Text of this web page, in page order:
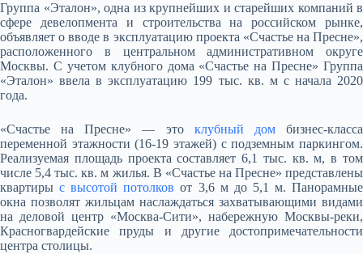
Группа «Эталон», одна из крупнейших и старейших компаний в
сфере девелопмента и строительства на российском рынке,
объявляет о вводе в эксплуатацию проекта «Счастье на Пресне»,
расположенного в центральном административном округе
Москвы. С учетом клубного дома «Счастье на Пресне» Группа
«Эталон» ввела в эксплуатацию 199 тыс. кв. м с начала 2020
года.
«Счастье на Пресне» — это клубный домбизнес-класса
переменной этажности (16-19 этажей) с подземным паркингом.
Реализуемая площадь проекта составляет 6,1 тыс. кв. м, в том
числе 5,4 тыс. кв. м жилья. В «Счастье на Пресне» представлены
квартирыс высотой потолков от 3,6 м до 5,1 м. Панорамные
окна позволят жильцам наслаждаться захватывающими видами
на деловой центр «Москва-Сити», набережную Москвы-реки,
Красногвардейские пруды и другие достопримечательности
центра столицы.